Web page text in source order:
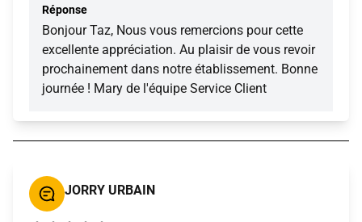
Réponse
Bonjour Taz, Nous vous remercions pour cette
excellente appréciation. Au plaisir de vous revoir
prochainement dans notre établissement. Bonne
journée ! Mary de l'équipe Service Client
JORRY URBAIN